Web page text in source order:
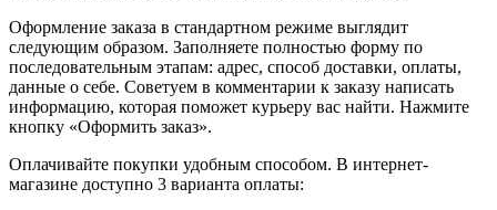
Оформление заказа в стандартном режиме выглядит
следующим образом. Заполняете полностью форму по
последовательным этапам: адрес, способ доставки, оплаты,
данные о себе. Советуем в комментарии к заказу написать
информацию, которая поможет курьеру вас найти. Нажмите
кнопку «Оформить заказ».
Оплачивайте покупки удобным способом. В интернет-
магазине доступно 3 варианта оплаты: